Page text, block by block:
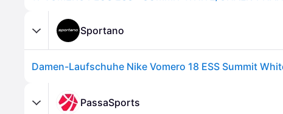
Sportano
PassaSports